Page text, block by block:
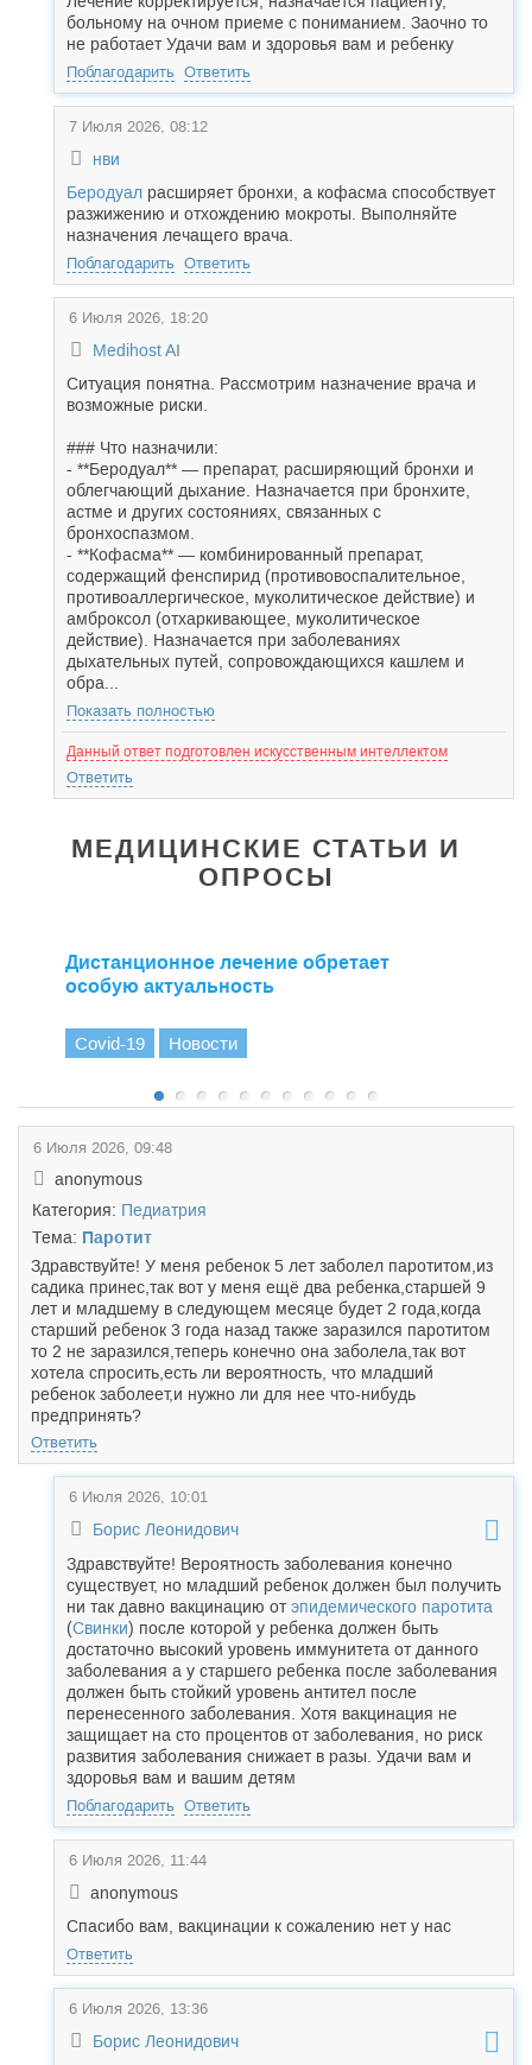
больному на очном приеме с пониманием. Заочно то
не работает Удачи вам и здоровья вам и ребенку
Поблагодарить Ответить
7 Июля 2026, 08:12
нви
Беродуал расширяет бронхи, а кофасма способствует
разжижению и отхождению мокроты. Выполняйте
назначения лечащего врача.
Поблагодарить Ответить
6 Июля 2026, 18:20
Medihost AI
Ситуация понятна. Рассмотрим назначение врача и
возможные риски.
### Что назначили:
- **Беродуал** — препарат, расширяющий бронхи и
облегчающий дыхание. Назначается при бронхите,
астме и других состояниях, связанных с
бронхоспазмом.
- **Кофасма** — комбинированный препарат,
содержащий фенспирид (противовоспалительное,
противоаллергическое, муколитическое действие) и
амброксол (отхаркивающее, муколитическое
действие). Назначается при заболеваниях
дыхательных путей, сопровождающихся кашлем и
обра...
Показать полностью
Данный ответ подготовлен искусственным интеллектом
Ответить
МЕДИЦИНСКИЕ СТАТЬИ И
ОПРОСЫ
Дистанционное лечение обретает
особую актуальность
Covid-19 Новости
6 Июля 2026, 09:48
anonymous
Категория: Педиатрия
Тема: Паротит
Здравствуйте! У меня ребенок 5 лет заболел паротитом,из
садика принес,так вот у меня ещё два ребенка,старшей 9
лет и младшему в следующем месяце будет 2 года,когда
старший ребенок 3 года назад также заразился паротитом
то 2 не заразился,теперь конечно она заболела,так вот
хотела спросить,есть ли вероятность, что младший
ребенок заболеет,и нужно ли для нее что-нибудь
предпринять?
Ответить
6 Июля 2026, 10:01
Борис Леонидович
Здравствуйте! Вероятность заболевания конечно
существует, но младший ребенок должен был получить
ни так давно вакцинацию отэпидемического паротита
(Свинки) после которой у ребенка должен быть
достаточно высокий уровень иммунитета от данного
заболевания а у старшего ребенка после заболевания
должен быть стойкий уровень антител после
перенесенного заболевания. Хотя вакцинация не
защищает на сто процентов от заболевания, но риск
развития заболевания снижает в разы. Удачи вам и
здоровья вам и вашим детям
Поблагодарить Ответить
6 Июля 2026, 11:44
anonymous
Спасибо вам, вакцинации к сожалению нет у нас
Ответить
6 Июля 2026, 13:36
Борис Леонидович